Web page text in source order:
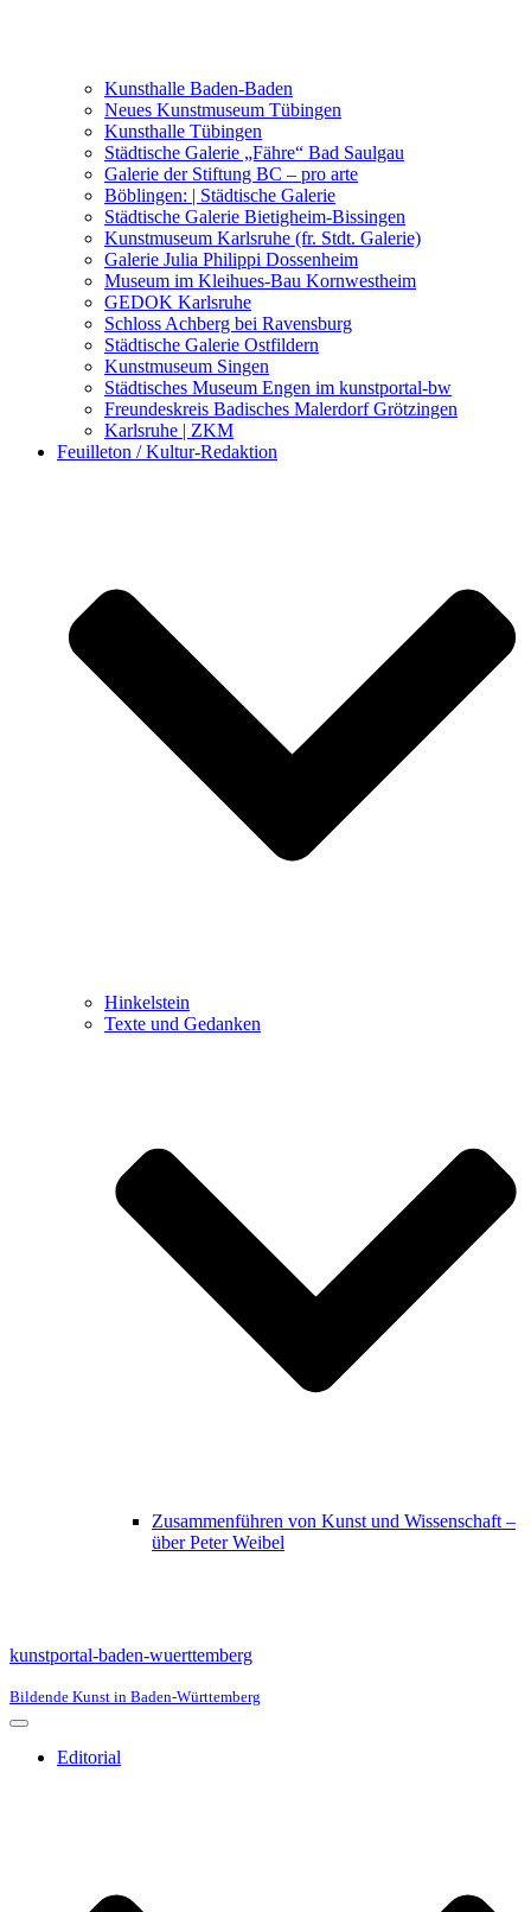
Was seither geschah
Kunstwettbewerbe, Ausschreibungen für Künstler
Kunsthalle Baden-Baden
Neues Kunstmuseum Tübingen
Kunsthalle Tübingen
Städtische Galerie „Fähre“ Bad Saulgau
Galerie der Stiftung BC – pro arte
Böblingen: | Städtische Galerie
Städtische Galerie Bietigheim-Bissingen
Kunstmuseum Karlsruhe (fr. Stdt. Galerie)
Galerie Julia Philippi Dossenheim
Museum im Kleihues-Bau Kornwestheim
GEDOK Karlsruhe
Schloss Achberg bei Ravensburg
Städtische Galerie Ostfildern
Kunstmuseum Singen
Städtisches Museum Engen im kunstportal-bw
Freundeskreis Badisches Malerdorf Grötzingen
Karlsruhe | ZKM
Feuilleton / Kultur-Redaktion
Hinkelstein
Texte und Gedanken
Zusammenführen von Kunst und Wissenschaft –
über Peter Weibel
kunstportal-baden-wuerttemberg
Bildende Kunst in Baden-Württemberg
Navigationsmenü
Editorial